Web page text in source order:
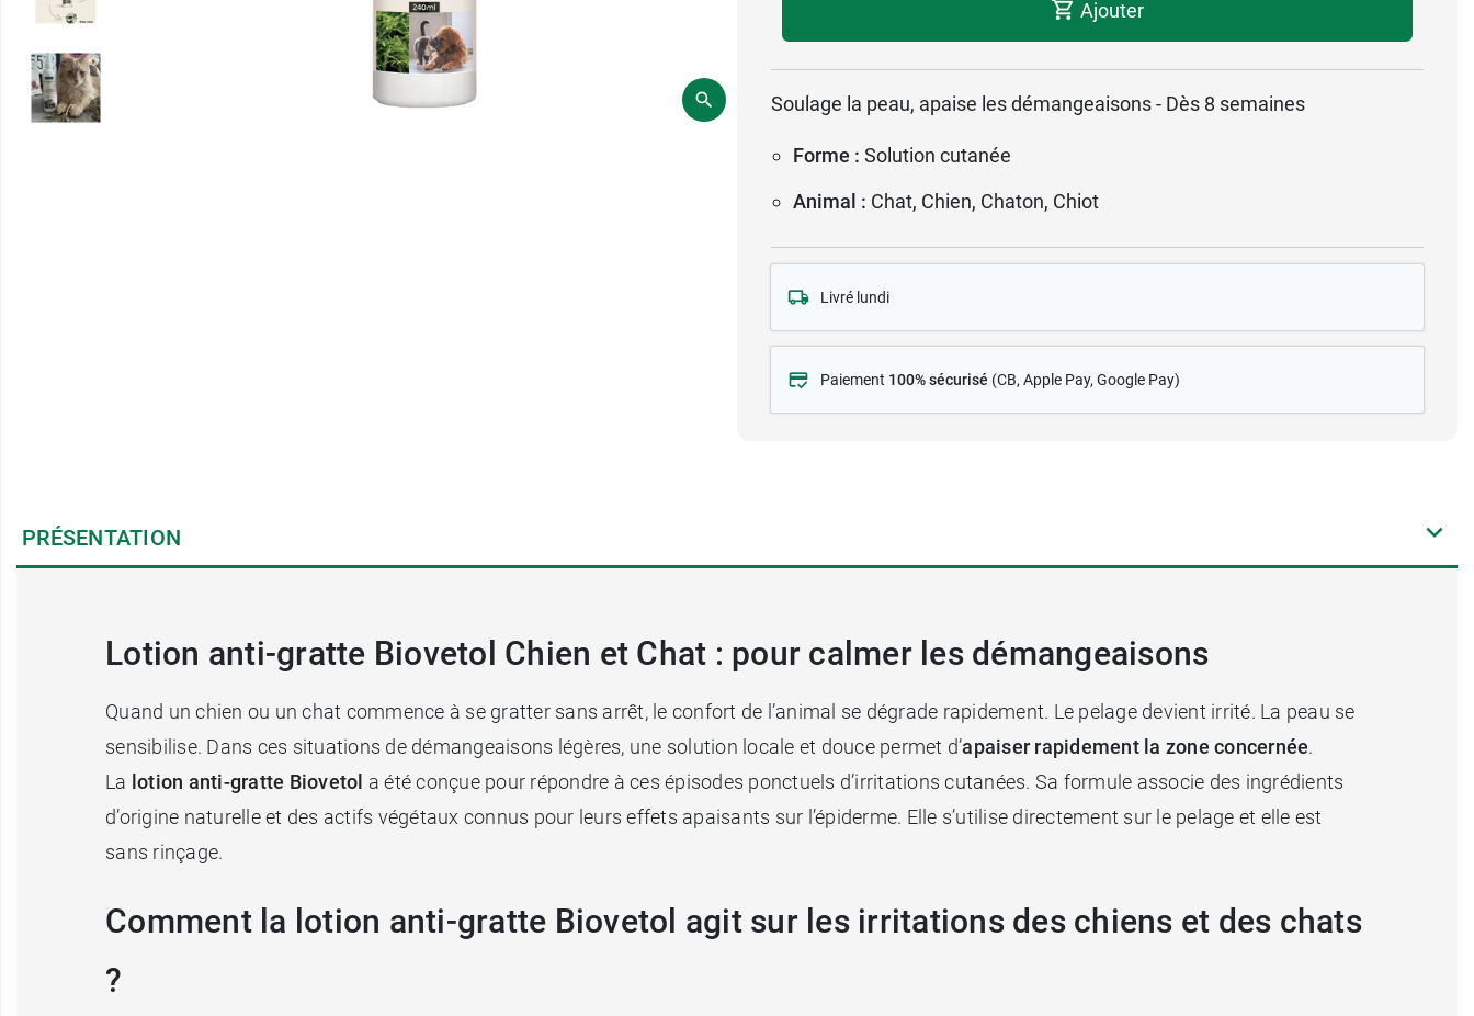
Ajouter
Soulage la peau, apaise les démangeaisons - Dès 8 semaines
Forme : Solution cutanée
Animal : Chat, Chien, Chaton, Chiot
Livré lundi
Paiement 100% sécurisé (CB, Apple Pay, Google Pay)
PRÉSENTATION
Lotion anti-gratte Biovetol Chien et Chat : pour calmer les démangeaisons
Quand un chien ou un chat commence à se gratter sans arrêt, le confort de l’animal se dégrade rapidement. Le pelage devient irrité. La peau se
sensibilise. Dans ces situations de démangeaisons légères, une solution locale et douce permet d’apaiser rapidement la zone concernée.
La lotion anti-gratte Biovetol a été conçue pour répondre à ces épisodes ponctuels d’irritations cutanées. Sa formule associe des ingrédients
d’origine naturelle et des actifs végétaux connus pour leurs effets apaisants sur l’épiderme. Elle s’utilise directement sur le pelage et elle est
sans rinçage.
Comment la lotion anti-gratte Biovetol agit sur les irritations des chiens et des chats
?